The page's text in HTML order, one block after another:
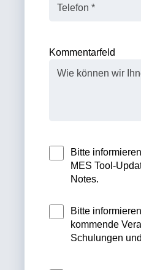
Kommentarfeld
Bitte
MES Tool-
Notes.
Bitte
kommende
Schulungen